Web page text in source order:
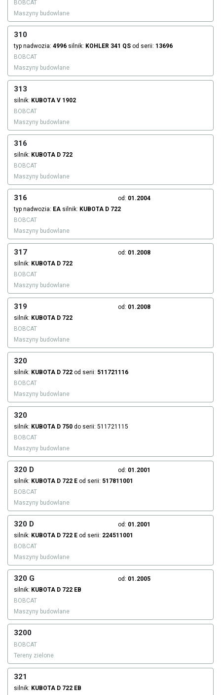
BOBCAT
Maszyny budowlane
310
typ nadwozia: 4996 silnik: KOHLER 341 QS od serii: 13696
BOBCAT
Maszyny budowlane
313
silnik: KUBOTA V 1902
BOBCAT
Maszyny budowlane
316
silnik: KUBOTA D 722
BOBCAT
Maszyny budowlane
316 od: 01.2004
typ nadwozia: EA silnik: KUBOTA D 722
BOBCAT
Maszyny budowlane
317 od: 01.2008
silnik: KUBOTA D 722
BOBCAT
Maszyny budowlane
319 od: 01.2008
silnik: KUBOTA D 722
BOBCAT
Maszyny budowlane
320
silnik: KUBOTA D 722 od serii: 511721116
BOBCAT
Maszyny budowlane
320
silnik: KUBOTA D 750 do serii: 511721115
BOBCAT
Maszyny budowlane
320 D od: 01.2001
silnik: KUBOTA D 722 E od serii: 517811001
BOBCAT
Maszyny budowlane
320 D od: 01.2001
silnik: KUBOTA D 722 E od serii: 224511001
BOBCAT
Maszyny budowlane
320 G od: 01.2005
silnik: KUBOTA D 722 EB
BOBCAT
Maszyny budowlane
3200
BOBCAT
Tereny zielone
321
silnik: KUBOTA D 722 EB